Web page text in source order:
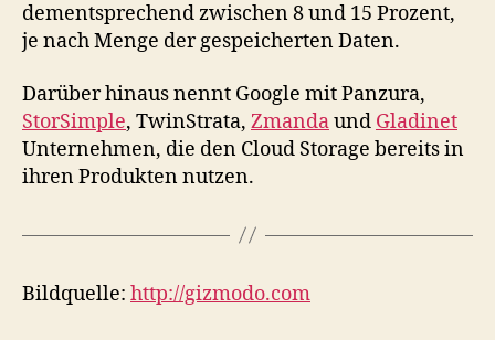
dementsprechend zwischen 8 und 15 Prozent,
je nach Menge der gespeicherten Daten.
Darüber hinaus nennt Google mit Panzura,
StorSimple, TwinStrata, Zmandaund Gladinet
Unternehmen, die den Cloud Storage bereits in
ihren Produkten nutzen.
Bildquelle: http://gizmodo.com